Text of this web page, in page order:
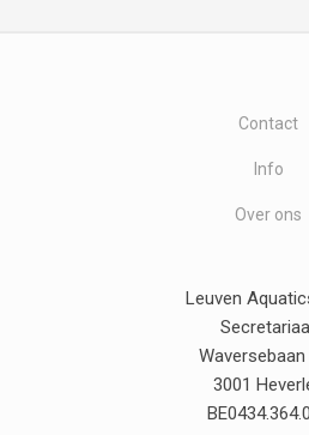
Contact
Info
Over ons
Leuven
Waversebaan
3001